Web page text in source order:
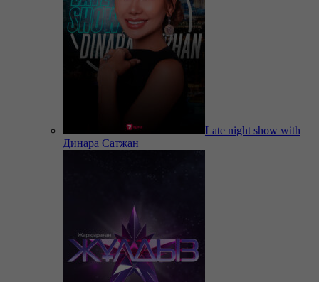
Late night show with
Динара Сатжан